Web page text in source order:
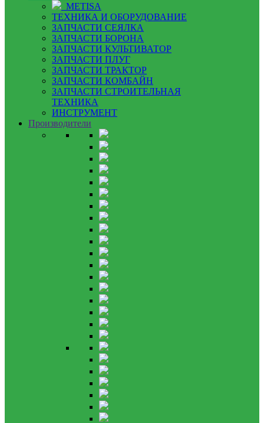
METISA
ТЕХНИКА И ОБОРУДОВАНИЕ
ЗАПЧАСТИ СЕЯЛКА
ЗАПЧАСТИ БОРОНА
ЗАПЧАСТИ КУЛЬТИВАТОР
ЗАПЧАСТИ ПЛУГ
ЗАПЧАСТИ ТРАКТОР
ЗАПЧАСТИ КОМБАЙН
ЗАПЧАСТИ СТРОИТЕЛЬНАЯ
ТЕХНИКА
ИНСТРУМЕНТ
Производители